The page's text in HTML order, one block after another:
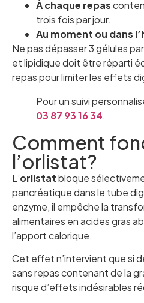
À chaque repas
trois fois par jour.
Au moment ou dans
Ne pas dépasser 3 gélules
et lipidique doit être réparti
repas pour limiter les effets
Pour un suivi
03 87 93 16 34.
Comment
l’orlistat?
L’orlistatbloque
pancréatique dans le tube
enzyme, il empêche la
alimentaires en acides gras
l’apport calorique.
Cet effet n’intervient que si
sans repas contenant de la
risque d’effets indésirables